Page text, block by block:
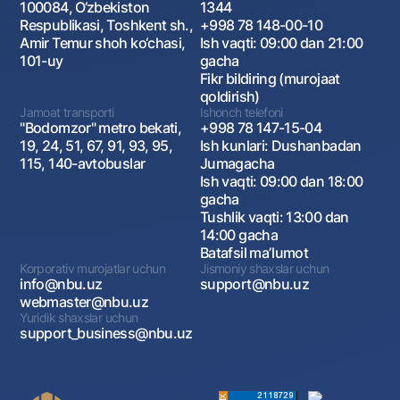
100084, O‘zbekiston
Respublikasi, Toshkent sh.,
Amir Temur shoh ko‘chasi,
101-uy
1344
+998 78 148-00-10
Ish vaqti: 09:00 dan 21:00
gacha
Fikr bildiring (murojaat
qoldirish)
Jamoat transporti
"Bodomzor" metro bekati,
19, 24, 51, 67, 91, 93, 95,
115, 140-avtobuslar
Ishonch telefoni
+998 78 147-15-04
Ish kunlari: Dushanbadan
Jumagacha
Ish vaqti: 09:00 dan 18:00
gacha
Tushlik vaqti: 13:00 dan
14:00 gacha
Batafsil maʼlumot
Korporativ murojatlar uchun
info@nbu.uz
webmaster@nbu.uz
Jismoniy shaxslar uchun
support@nbu.uz
Yuridik shaxslar uchun
support_business@nbu.uz